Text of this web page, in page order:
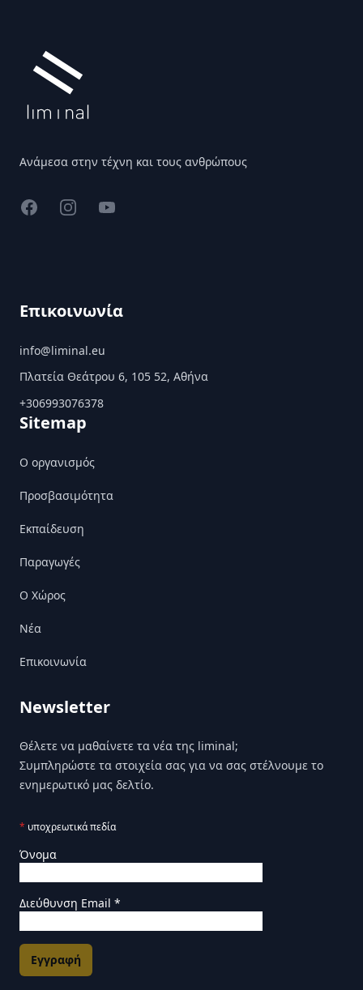
Ανάμεσα στην τέχνη και τους ανθρώπους
FacebookInstagramYouTube
Επικοινωνία
info@liminal.eu
Πλατεία Θεάτρου 6, 105 52, Αθήνα
+306993076378
Sitemap
Ο οργανισμός
Προσβασιμότητα
Εκπαίδευση
Παραγωγές
Ο Χώρος
Nέα
Επικοινωνία
Newsletter
Θέλετε να μαθαίνετε τα νέα της liminal;
Συμπληρώστε τα στοιχεία σας για να σας στέλνουμε το
ενημερωτικό μας δελτίο.
* υποχρεωτικά πεδία
Όνομα
Διεύθυνση Email *